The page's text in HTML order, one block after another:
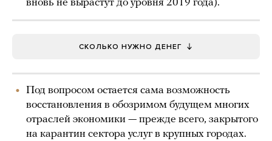
вновь не вырастут до уровня 2019 года).
СКОЛЬКО НУЖНО ДЕНЕГ
Под вопросом остается сама возможность
восстановления в обозримом будущем многих
отраслей экономики — прежде всего, закрытого
на карантин сектора услуг в крупных городах.